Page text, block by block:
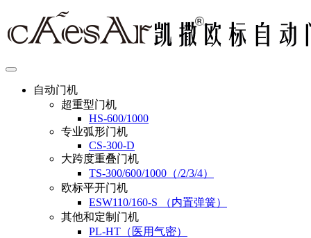
自动门机
超重型门机
HS-600/1000
专业弧形门机
CS-300-D
大跨度重叠门机
TS-300/600/1000（/2/3/4）
欧标平开门机
ESW110/160-S （内置弹簧）
其他和定制门机
PL-HT（医用气密）